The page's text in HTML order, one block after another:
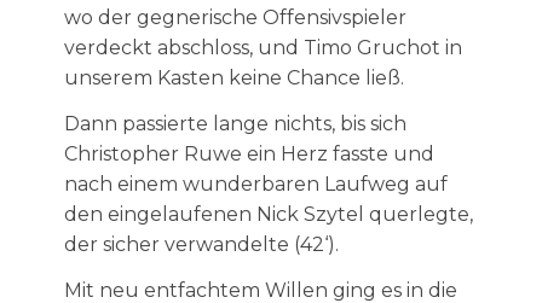
wo der gegnerische Offensivspieler
verdeckt abschloss, und Timo Gruchot in
unserem Kasten keine Chance ließ.
Dann passierte lange nichts, bis sich
Christopher Ruwe ein Herz fasste und
nach einem wunderbaren Laufweg auf
den eingelaufenen Nick Szytel querlegte,
der sicher verwandelte (42‘).
Mit neu entfachtem Willen ging es in die